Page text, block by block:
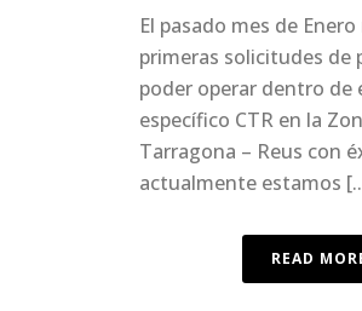
El pasado mes de
primeras solicitudes de
poder operar dentro de
específico CTR en la
Tarragona – Reus con
actualmente estamos
READ